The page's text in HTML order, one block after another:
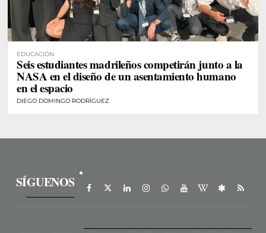
EDUCACIÓN
Seis estudiantes madrileños competirán junto a la
NASA en el diseño de un asentamiento humano
en el espacio
DIEGO DOMINGO RODRÍGUEZ
SÍGUENOS